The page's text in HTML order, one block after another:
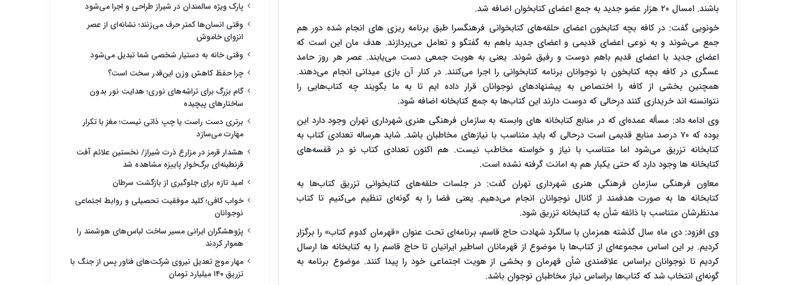
باشند. امسال ۲۰ هزار عضو جدید به جمع اعضای کتابخوان اضافه شد.
خونویی گفت: در کافه بچه کتابخون اعضای حلقه‌های کتابخوانی فرهنگسرا طبق برنامه ریزی های انجام شده دور هم
جمع می‌شوند و به نوعی اعضای قدیمی و اعضای جدید باهم به گفتگو و تعامل می‌پردازند. هدف مان این است که
اعضای جدید با اعضای قدیم باهم دوست و رفیق شوند. یعنی به هویت جمعی دست می‌یابند. عصر هر روز حامد
عسگری در کافه بچه کتابخون با نوجوانان برنامه کتابخوانی را اجرا می‌کنند. در کنار آن بازی میدانی انجام می‌دهند.
همچنین بخشی از کافه را اختصاص به پیشنهادهای نوجوانان قرار داده ایم تا به ما بگویند چه کتاب‌هایی را
نتوانسته اند خریداری کنند درحالی که دوست دارند این کتاب‌ها به جمع کتابخانه اضافه شود.
وی ادامه داد: مسأله عمده‌ای که در منابع کتابخانه های وابسته به سازمان فرهنگی هنری شهرداری تهران وجود دارد این
بوده که ۷۰ درصد منابع قدیمی است درحالی که باید متناسب با نیازهای مخاطبان باشد. شاید هرساله تعدادی کتاب به
کتابخانه تزریق می‌شود اما متناسب با نیاز و خواسته مخاطب نیست. هم اکنون تعدادی کتاب نو در قفسه‌های
کتابخانه ها وجود دارد که حتی یکبار هم به امانت گرفته نشده است.
معاون فرهنگی سازمان فرهنگی هنری شهرداری تهران گفت: در جلسات حلقه‌های کتابخوانی تزریق کتاب‌ها به
کتابخانه ها به صورت هدفمند از کانال نوجوانان انجام می‌دهیم. یعنی فضا را به گونه‌ای تنظیم می‌کنیم تا کتاب
مدنظرشان متناسب با ذائقه شأن به کتابخانه تزریق شود.
وی افزود: دی ماه سال گذشته همزمان با سالگرد شهادت حاج قاسم، برنامه‌ای تحت عنوان «قهرمان کدوم کتاب» را برگزار
کردیم. بر این اساس مجموعه‌ای از کتاب‌ها با موضوع از قهرمانان اساطیر ایرانیان تا حاج قاسم را به کتابخانه ها ارسال
کردیم تا نوجوانان براساس علاقمندی شأن قهرمان و بخشی از هویت اجتماعی خود را پیدا کنند. موضوع برنامه به
گونه‌ای انتخاب شد که کتاب‌ها براساس نیاز مخاطبان نوجوان باشد.
پارک ویژه سالمندان در شیراز طراحی و اجرا می‌شود
وقتی انسان‌ها کمتر حرف می‌زنند؛ نشانه‌ای از عصر
انزوای خاموش
وقتی خانه به دستیار شخصی شما تبدیل می‌شود
چرا حفظ کاهش وزن این‌قدر سخت است؟
گام بزرگ برای تراشه‌های نوری؛ هدایت نور بدون
ساختارهای پیچیده
برتری دست راست یا چپ ذاتی نیست؛ مغز با تکرار
مهارت می‌سازد
هشدار قرمز در مزارع ذرت شیراز/ نخستین علائم آفت
قرنطینه‌ای برگ‌خوار پاییزه مشاهده شد
امید تازه برای جلوگیری از بازگشت سرطان
خواب کافی؛ کلید موفقیت تحصیلی و روابط اجتماعی
نوجوانان
پژوهشگران ایرانی مسیر ساخت لباس‌های هوشمند را
هموار کردند
مهار موج تعدیل نیروی شرکت‌های فناور پس از جنگ با
تزریق ۱۴۰ میلیارد تومان